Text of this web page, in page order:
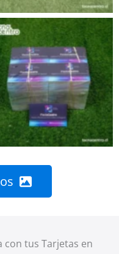
con tus Tarjetas en